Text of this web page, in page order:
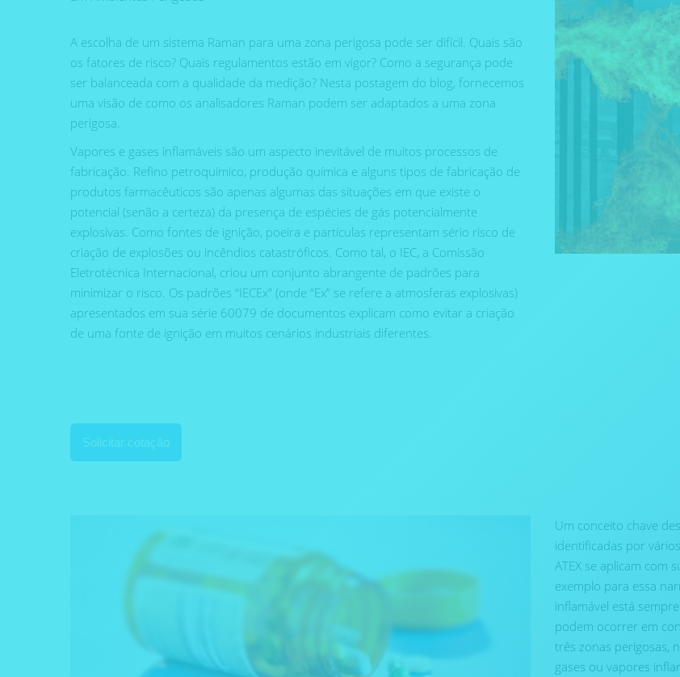
A escolha de um sistema Raman para uma zona perigosa pode ser difícil. Quais são
os fatores de risco? Quais regulamentos estão em vigor? Como a segurança pode
ser balanceada com a qualidade da medição? Nesta postagem do blog, fornecemos
uma visão de como os analisadores Raman podem ser adaptados a uma zona
perigosa.
Vapores e gases inflamáveis ​​são um aspecto inevitável de muitos processos de
fabricação. Refino petroquímico, produção química e alguns tipos de fabricação de
produtos farmacêuticos são apenas algumas das situações em que existe o
potencial (senão a certeza) da presença de espécies de gás potencialmente
explosivas. Como fontes de ignição, poeira e partículas representam sério risco de
criação de explosões ou incêndios catastróficos. Como tal, o IEC, a Comissão
Eletrotécnica Internacional, criou um conjunto abrangente de padrões para
minimizar o risco. Os padrões “IECEx” (onde “Ex” se refere a atmosferas explosivas)
apresentados em sua série 60079 de documentos explicam como evitar a criação
de uma fonte de ignição em muitos cenários industriais diferentes.
Solicitar cotação
Um conceito chave
identificadas por
ATEX se aplicam com
exemplo para essa
inflamável está
podem ocorrer em
três zonas perigosas,
gases ou vapores